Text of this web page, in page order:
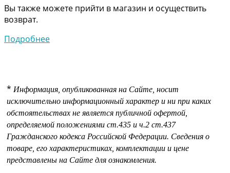
Вы также можете прийти в магазин и осуществить
возврат.
Подробнее
* Информация, опубликованная на Сайте, носит
исключительно информационный характер и ни при каких
обстоятельствах не является публичной офертой,
определяемой положениями ст.435 и ч.2 ст.437
Гражданского кодекса Российской Федерации. Сведения о
товаре, его характеристиках, комплектации и цене
представлены на Сайте для ознакомления.